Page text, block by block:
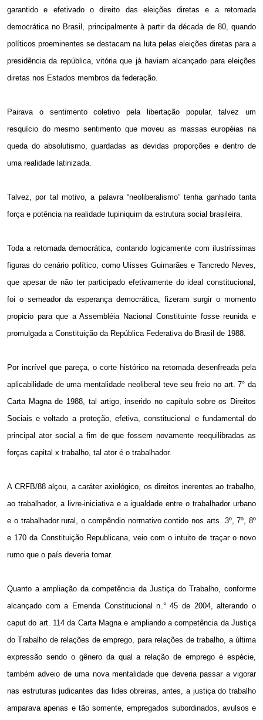
garantido e efetivado o direito das eleições diretas e a retomada
democrática no Brasil, principalmente à partir da década de 80, quando
políticos proeminentes se destacam na luta pelas eleições diretas para a
presidência da república, vitória que já haviam alcançado para eleições
diretas nos Estados membros da federação.
Pairava o sentimento coletivo pela libertação popular, talvez um
resquício do mesmo sentimento que moveu as massas européias na
queda do absolutismo, guardadas as devidas proporções e dentro de
uma realidade latinizada.
Talvez, por tal motivo, a palavra “neoliberalismo” tenha ganhado tanta
força e potência na realidade tupiniquim da estrutura social brasileira.
Toda a retomada democrática, contando logicamente com ilustríssimas
figuras do cenário político, como Ulisses Guimarães e Tancredo Neves,
que apesar de não ter participado efetivamente do ideal constitucional,
foi o semeador da esperança democrática, fizeram surgir o momento
propicio para que a Assembléia Nacional Constituinte fosse reunida e
promulgada a Constituição da República Federativa do Brasil de 1988.
Por incrível que pareça, o corte histórico na retomada desenfreada pela
aplicabilidade de uma mentalidade neoliberal teve seu freio no art. 7° da
Carta Magna de 1988, tal artigo, inserido no capítulo sobre os Direitos
Sociais e voltado a proteção, efetiva, constitucional e fundamental do
principal ator social a fim de que fossem novamente reequilibradas as
forças capital x trabalho, tal ator é o trabalhador.
A CRFB/88 alçou, a caráter axiológico, os direitos inerentes ao trabalho,
ao trabalhador, a livre-iniciativa e a igualdade entre o trabalhador urbano
e o trabalhador rural, o compêndio normativo contido nos arts. 3º, 7º, 8º
e 170 da Constituição Republicana, veio com o intuito de traçar o novo
rumo que o país deveria tomar.
Quanto a ampliação da competência da Justiça do Trabalho, conforme
alcançado com a Emenda Constitucional n.° 45 de 2004, alterando o
caput do art. 114 da Carta Magna e ampliando a competência da Justiça
do Trabalho de relações de emprego, para relações de trabalho, a última
expressão sendo o gênero da qual a relação de emprego é espécie,
também adveio de uma nova mentalidade que deveria passar a vigorar
nas estruturas judicantes das lides obreiras, antes, a justiça do trabalho
amparava apenas e tão somente, empregados subordinados, avulsos e